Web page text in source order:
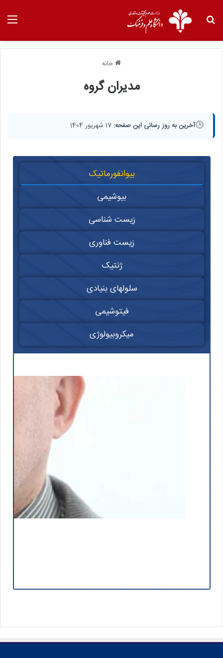
خانه
مدیران گروه
آخرین به روز رسانی این صفحه: 17 شهریور 1404
بیوانفورماتیک
بیوشیمی
زیست شناسی
زیست فناوری
ژنتیک
سلولهای بنیادی
فیتوشیمی
میکروبیولوژی